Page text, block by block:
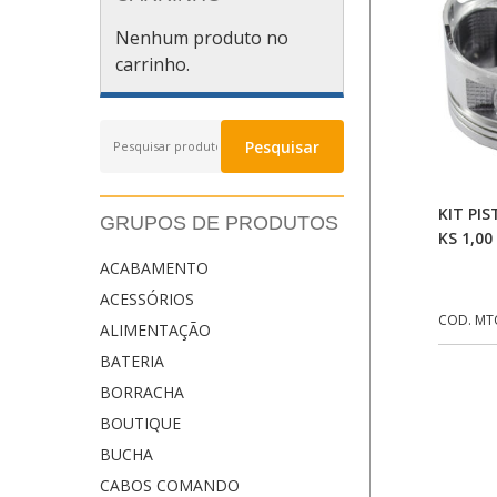
Nenhum produto no
carrinho.
por:
Pesquisar
GRUPOS DE PRODUTOS
ACABAMENTO
ACESSÓRIOS
ALIMENTAÇÃO
BATERIA
BORRACHA
BOUTIQUE
BUCHA
CABOS COMANDO
KIT
KS 1,00
COD.